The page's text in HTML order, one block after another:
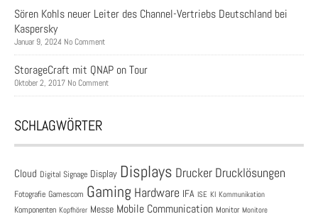
Sören Kohls neuer Leiter des Channel-Vertriebs Deutschland bei
Kaspersky
Januar 9, 2024 No Comment
StorageCraft mit QNAP on Tour
Oktober 2, 2017 No Comment
SCHLAGWÖRTER
Cloud Digital Signage Display Displays Drucker Drucklösungen
Fotografie Gamescom Gaming Hardware IFA ISE KI Kommunikation
Komponenten Kopfhörer Messe Mobile Communication Monitor Monitore